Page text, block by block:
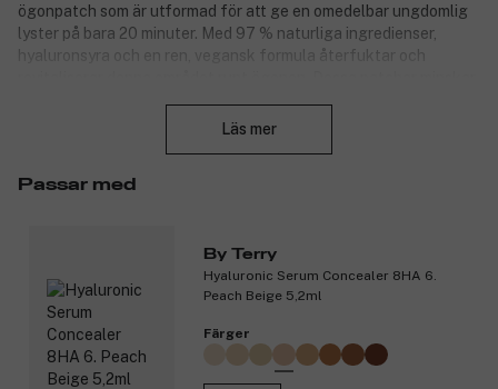
ögonpatch som är utformad för att ge en omedelbar ungdomlig
lyster på bara 20 minuter. Med 97 % naturliga ingredienser,
hyaluronsyra och en ren, vegansk formula återfuktar och
linjer och rynkor, och ger ögonen ett ljusare och mer uppfriskat
kontinuerliga förbättringar av hudens fasthet och lyster runt
3327022
Läs mer
Passar med
By Terry
Hyaluronic Serum Concealer 8HA 6.
Peach Beige 5,2ml
Färger